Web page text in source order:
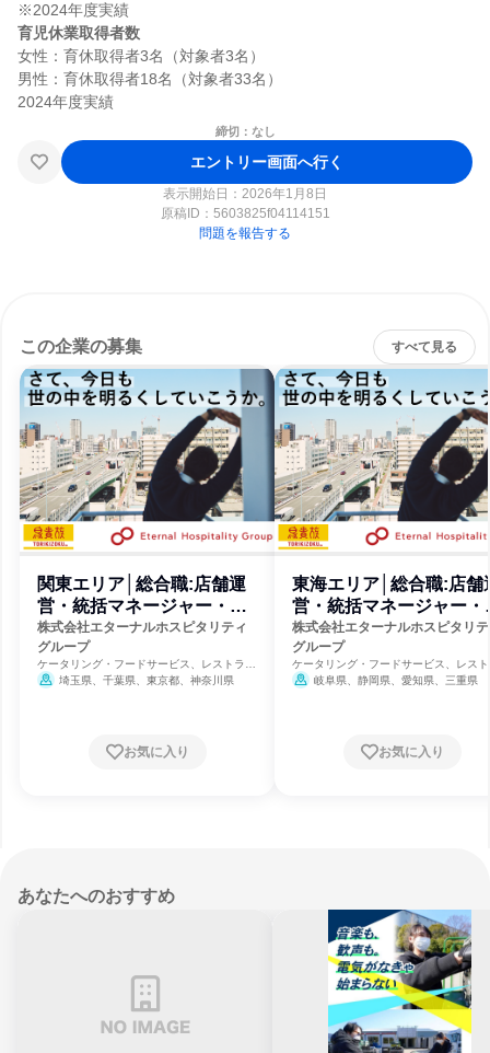
育児休業取得者数
女性：育休取得者3名（対象者3名）
男性：育休取得者18名（対象者33名）
締切：なし
エントリー画面へ行く
表示開始日：2026年1月8日
原稿ID： 5603825f04114151
問題を報告する
この企業の募集 すべて見る
関東エリア│総合職:店舗運
営・統括マネージャー・本
部スタッフ
株式会社エターナルホスピタリティ
グループ
ケータリング・フードサービス、レストラ
ン・カフェ、食品・飲料メーカー
埼玉県、千葉県、東京都、神奈川県
お気に入り
東海エリア│総合職:店舗
営・統括マネージャー・
部スタッフ
株式会社エターナルホスピタリ
グループ
ケータリング・フードサービス、レス
ン・カフェ、食品・飲料メーカー
岐阜県、静岡県、愛知県、三重県
お気に入り
あなたへのおすすめ